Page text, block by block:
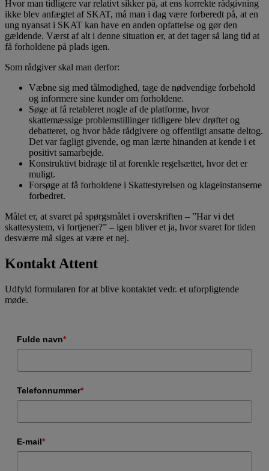
Hvor man tidligere var relativt sikker på, at ens korrekte rådgivning
ikke blev anfægtet af SKAT, må man i dag være forberedt på, at en
ung nyansat i SKAT kan have en anden opfattelse og gør den
gældende. Værst af alt i denne situation er, at det tager så lang tid at
få forholdene på plads igen.
Som rådgiver skal man derfor:
Væbne sig med tålmodighed, tage de nødvendige forbehold
og informere sine kunder om forholdene.
Søge at få retableret nogle af de platforme, hvor
skattemæssige problemstillinger tidligere blev drøftet og
debatteret, og hvor både rådgivere og offentligt ansatte deltog.
Det var fagligt givende, og man lærte hinanden at kende i et
positivt samarbejde.
Konstruktivt bidrage til at forenkle regelsættet, hvor det er
muligt.
Forsøge at få forholdene i Skattestyrelsen og klageinstanserne
forbedret.
Målet er, at svaret på spørgsmålet i overskriften – ”Har vi det
skattesystem, vi fortjener?” – igen bliver et ja, hvor svaret for tiden
desværre må siges at være et nej.
Kontakt Attent
Udfyld formularen for at blive kontaktet vedr. et uforpligtende
møde.
Fulde navn*
Telefonnummer*
E-mail*